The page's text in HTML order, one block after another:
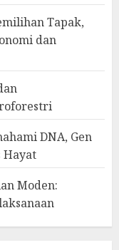
Tapak,
dan
DNA, Gen
Hayat
Moden: